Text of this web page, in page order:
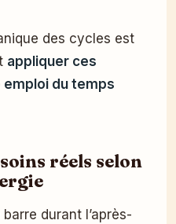
des cycles est
appliquer ces
du temps
réels selon
durant l’après-